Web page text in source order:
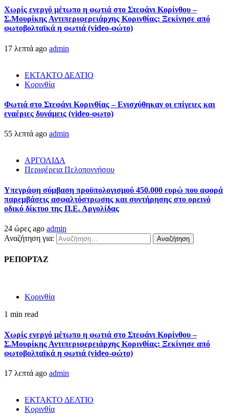
Χωρίς ενεργό μέτωπο η φωτιά στο Στεφάνι Κορίνθου –
Σ.Μουρίκης Αντιπεριφερειάρχης Κορινθίας: Ξεκίνησε από
φωτοβολταϊκά η φωτιά (video-φώτο)
17 λεπτά ago admin
ΕΚΤΑΚΤΟ ΔΕΛΤΙΟ
Κορινθία
Φωτιά στο Στεφάνι Κορινθίας – Ενισχύθηκαν οι επίγειες και
εναέριες δυνάμεις (video-φωτο)
55 λεπτά ago admin
ΑΡΓΟΛΙΔΑ
Περιφέρεια Πελοποννήσου
Υπεγράφη σύμβαση προϋπολογισμού 450.000 ευρώ που αφορά
παρεμβάσεις ασφαλτόστρωσης και συντήρησης στο ορεινό
οδικό δίκτυο της Π.Ε. Αργολίδας
24 ώρες ago admin
Αναζήτηση για:
ΡΕΠΟΡΤΑΖ
Κορινθία
1 min read
Χωρίς ενεργό μέτωπο η φωτιά στο Στεφάνι Κορίνθου –
Σ.Μουρίκης Αντιπεριφερειάρχης Κορινθίας: Ξεκίνησε από
φωτοβολταϊκά η φωτιά (video-φώτο)
17 λεπτά ago admin
ΕΚΤΑΚΤΟ ΔΕΛΤΙΟ
Κορινθία